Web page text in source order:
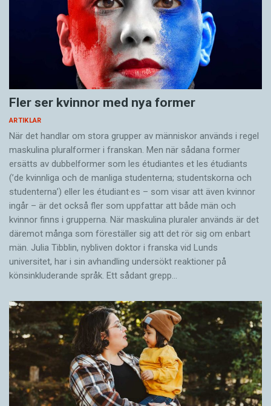
Fler ser kvinnor med nya former
ARTIKLAR
När det handlar om stora grupper av människor används i regel
maskulina pluralformer i franskan. Men när sådana ­former
ersätts av dubbel­former som les étudiantes et les étudiants
(’de kvinnliga och de manliga studenterna; studentskorna och
studenterna’) eller les étudiant·es – som visar att även kvinnor
ingår – är det också fler som uppfattar att både män och
kvinnor finns i grupperna. När maskulina pluraler används är det
där­emot många som föreställer sig att det rör sig om enbart
män. Julia Tibblin, nybliven doktor i franska vid Lunds
universitet, har i sin avhandling undersökt reaktioner på
könsinkluderande språk. Ett sådant grepp…